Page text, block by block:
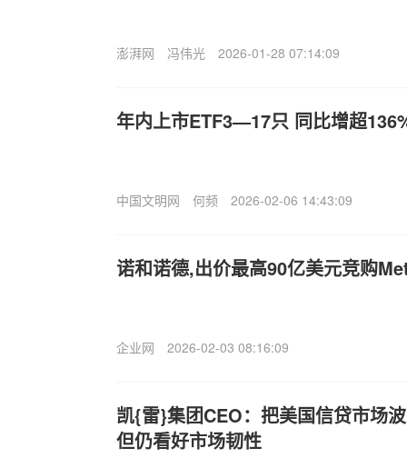
澎湃网 冯伟光 2026-01-28 07:14:09
年内上市ETF3—17只 同比增超
中国文明网 何频 2026-02-06 14:43:09
诺和诺德,出价最高90亿美元竞购
企业网 2026-02-03 08:16:09
凯{雷}集团CEO：把美国信贷市场
但仍看好市场韧性